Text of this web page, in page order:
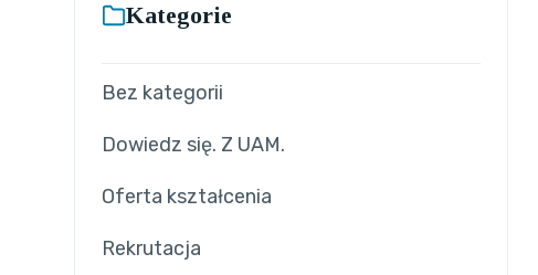
Kategorie
Bez kategorii
Dowiedz się. Z UAM.
Oferta kształcenia
Rekrutacja